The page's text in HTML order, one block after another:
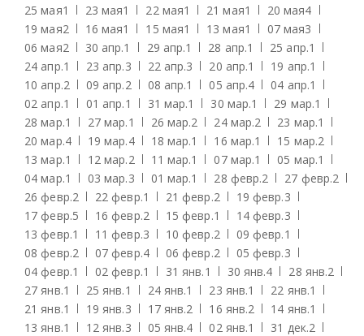
25 мая1 23 мая1 22 мая1 21 мая1 20 мая4
19 мая2 16 мая1 15 мая1 13 мая1 07 мая3
06 мая2 30 апр.1 29 апр.1 28 апр.1 25 апр.1
24 апр.1 23 апр.3 22 апр.3 20 апр.1 19 апр.1
10 апр.2 09 апр.2 08 апр.1 05 апр.4 04 апр.1
02 апр.1 01 апр.1 31 мар.1 30 мар.1 29 мар.1
28 мар.1 27 мар.1 26 мар.2 24 мар.2 23 мар.1
20 мар.4 19 мар.4 18 мар.1 16 мар.1 15 мар.2
13 мар.1 12 мар.2 11 мар.1 07 мар.1 05 мар.1
04 мар.1 03 мар.3 01 мар.1 28 февр.2 27 февр.2
26 февр.2 22 февр.1 21 февр.2 19 февр.3
17 февр.5 16 февр.2 15 февр.1 14 февр.3
13 февр.1 11 февр.3 10 февр.2 09 февр.1
08 февр.2 07 февр.4 06 февр.2 05 февр.3
04 февр.1 02 февр.1 31 янв.1 30 янв.4 28 янв.2
27 янв.1 25 янв.1 24 янв.1 23 янв.1 22 янв.1
21 янв.1 19 янв.3 17 янв.2 16 янв.2 14 янв.1
13 янв.1 12 янв.3 05 янв.4 02 янв.1 31 дек.2